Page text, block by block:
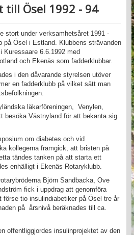
Ösel 1992 - 94
stort under verksamhetsåret 1991 -
på Ösel i Estland. Klubbens strävanden
Kuressaare 6.6.1992 med
och Ekenäs som fadderklubbar.
i den dåvarande styrelsen utöver
en fadderklubb på vilket sätt man
läkarföreningen, Venylen,
besöka Västnyland för att bekanta sig
om diabetes och vid
kollegerna framgick, att bristen på
tändes tanken på att starta ett
enhälligt i Ekenäs Rotaryklubb.
Björn Sandbacka, Ove
fick i uppdrag att genomföra
tio insulindiabetiker på Ösel tre år
på årsnivå beräknades till ca.
offentliggjordes insulinprojektet av den